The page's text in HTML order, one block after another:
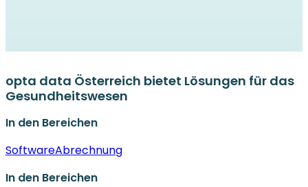
opta data Österreich bietet Lösungen für das
Gesundheitswesen
In den Bereichen
SoftwareAbrechnung
In den Bereichen